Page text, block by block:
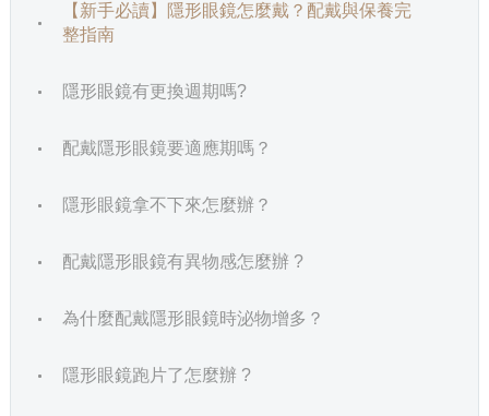
【新手必讀】隱形眼鏡怎麼戴？配戴與保養完
整指南
隱形眼鏡有更換週期嗎?
配戴隱形眼鏡要適應期嗎？
隱形眼鏡拿不下來怎麼辦？
配戴隱形眼鏡有異物感怎麼辦 ?
為什麼配戴隱形眼鏡時泌物增多？
隱形眼鏡跑片了怎麼辦 ?